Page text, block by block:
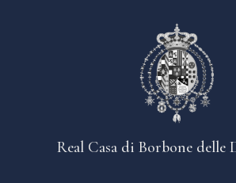
Real Casa di Borbone delle